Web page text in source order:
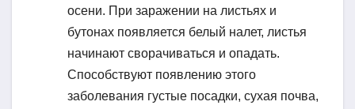
осени. При заражении на листьях и
бутонах появляется белый налет, листья
начинают сворачиваться и опадать.
Способствуют появлению этого
заболевания густые посадки, сухая почва,